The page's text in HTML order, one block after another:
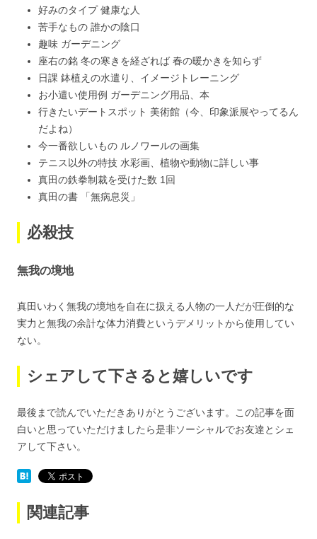
好みのタイプ 健康な人
苦手なもの 誰かの陰口
趣味 ガーデニング
座右の銘 冬の寒きを経ざれば 春の暖かきを知らず
日課 鉢植えの水遣り、イメージトレーニング
お小遣い使用例 ガーデニング用品、本
行きたいデートスポット 美術館（今、印象派展やってるん
だよね）
今一番欲しいもの ルノワールの画集
テニス以外の特技 水彩画、植物や動物に詳しい事
真田の鉄拳制裁を受けた数 1回
真田の書 「無病息災」
必殺技
無我の境地
真田いわく無我の境地を自在に扱える人物の一人だが圧倒的な
実力と無我の余計な体力消費というデメリットから使用してい
ない。
シェアして下さると嬉しいです
最後まで読んでいただきありがとうございます。この記事を面
白いと思っていただけましたら是非ソーシャルでお友達とシェ
アして下さい。
関連記事